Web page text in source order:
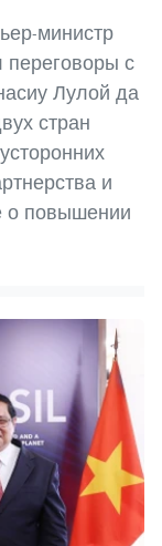
министр
с
Лулой да
стран
и
о повышении